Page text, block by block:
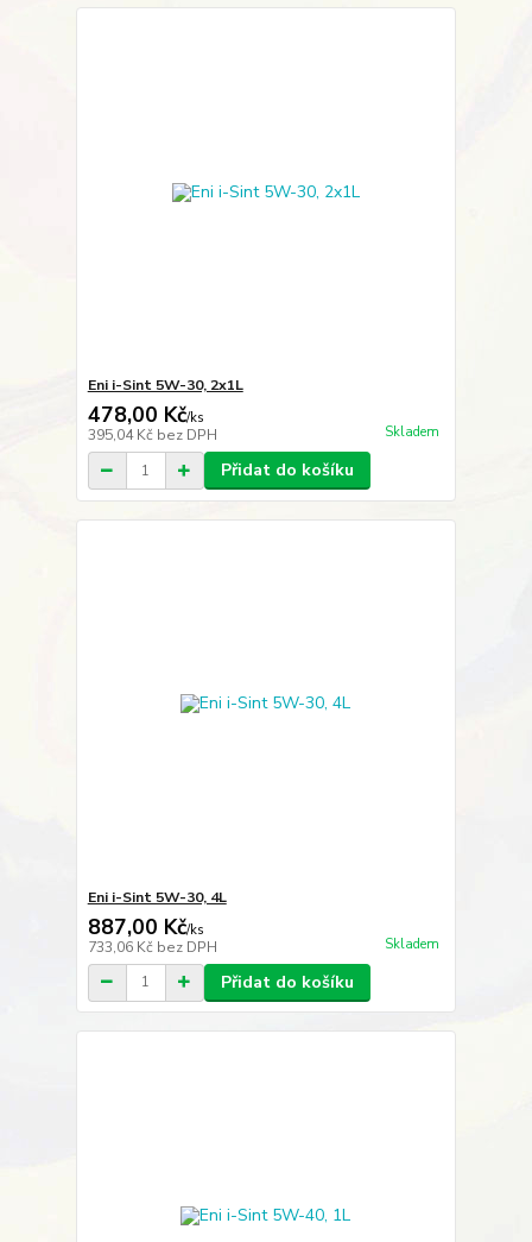
Eni i-Sint 5W-30, 2x1L
478,00 Kč/ks
395,04 Kč bez DPH Skladem
Přidat do košíku
Eni i-Sint 5W-30, 4L
887,00 Kč/ks
733,06 Kč bez DPH Skladem
Přidat do košíku